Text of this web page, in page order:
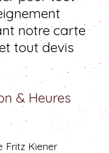
notre carte
tout devis
& Heures
Fritz Kiener